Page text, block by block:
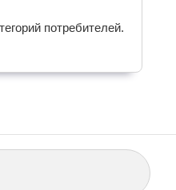
потребителей.